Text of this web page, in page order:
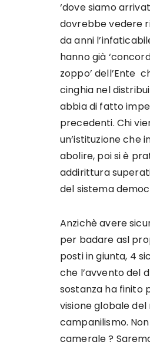
‘dove siamo
dovrebbe vedere
da anni
hanno già
zoppo’ dell’Ente
cinghia nel
abbia di fatto
precedenti. Chi
un’istituzione che
abolire, poi si è
addirittura
del sistema
Anzichè avere
per badare asl
posti in giunta, 4
che l’avvento del
sostanza ha finito
visione globale del
campanilismo.
camerale ?